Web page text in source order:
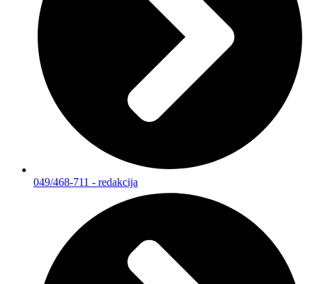
049/468-711 - redakcija